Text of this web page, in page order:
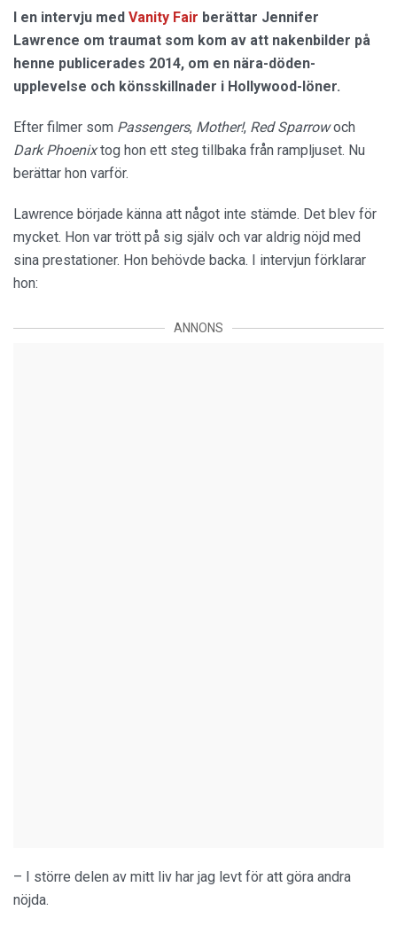
I en intervju med Vanity Fair berättar Jennifer
Lawrence om traumat som kom av att nakenbilder på
henne publicerades 2014, om en nära-döden-
upplevelse och könsskillnader i Hollywood-löner.
Efter filmer som Passengers, Mother!, Red Sparrowoch
Dark Phoenixtog hon ett steg tillbaka från rampljuset. Nu
berättar hon varför.
Lawrence började känna att något inte stämde. Det blev för
mycket. Hon var trött på sig själv och var aldrig nöjd med
sina prestationer. Hon behövde backa. I intervjun förklarar
hon:
ANNONS
– I större delen av mitt liv har jag levt för att göra andra
nöjda.